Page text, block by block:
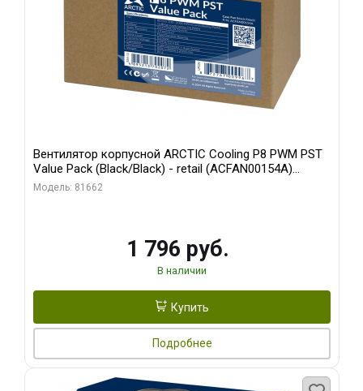
Вентилятор корпусной ARCTIC Cooling P8 PWM PST
Value Pack (Black/Black) - retail (ACFAN00154A)
(702072)
Модель: 81662
1 796 руб.
В наличии
Купить
Подробнее